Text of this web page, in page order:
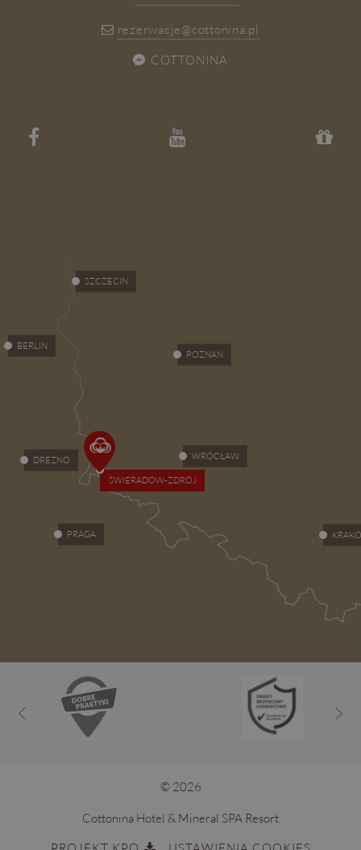
rezerwacje@cottonina.pl
COTTONINA
ŚWIERADÓW-ZDRÓJ
WROCŁAW
POZNAŃ
BERLIN
PRAGA
DREZNO
SZCZECIN
© 2026
Cottonina Hotel & Mineral SPA Resort